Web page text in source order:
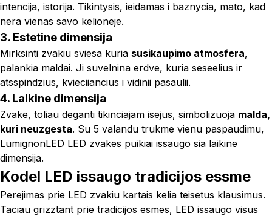
intencija, istorija. Tikintysis, ieidamas i baznycia, mato, kad
nera vienas savo kelioneje.
3. Estetine dimensija
Mirksinti zvakiu sviesa kuria susikaupimo atmosfera,
palankia maldai. Ji suvelnina erdve, kuria seseelius ir
atsspindzius, kvieciiancius i vidinii pasaulii.
4. Laikine dimensija
Zvake, toliau deganti tikinciajam isejus, simbolizuoja malda,
kuri neuzgesta. Su 5 valandu trukme vienu paspaudimu,
LumignonLED LED zvakes puikiai issaugo sia laikine
dimensija.
Kodel LED issaugo tradicijos essme
Perejimas prie LED zvakiu kartais kelia teisetus klausimus.
Taciau grizztant prie tradicijos esmes, LED issaugo visus